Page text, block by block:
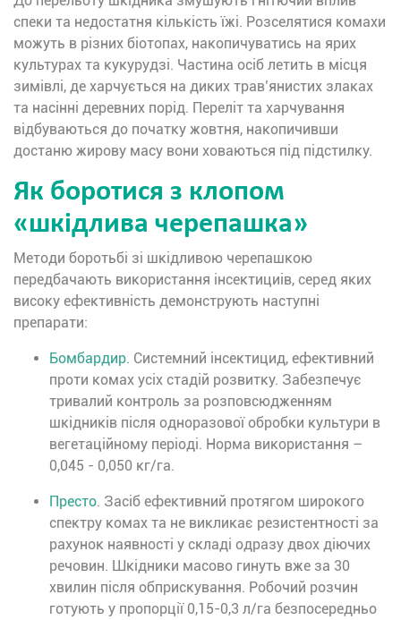
спеки та недостатня кількість їжі. Розселятися комахи
можуть в різних біотопах, накопичуватись на ярих
культурах та кукурудзі. Частина осіб летить в місця
зимівлі, де харчується на диких трав’янистих злаках
та насінні деревних порід. Переліт та харчування
відбуваються до початку жовтня, накопичивши
достаню жирову масу вони ховаються під підстилку.
Як боротися з клопом
«шкідлива черепашка»
Методи боротьбі зі шкідливою черепашкою
передбачають використання інсектициів, серед яких
високу ефективність демонструють наступні
препарати:
Бомбардир. Системний інсектицид, ефективний
проти комах усіх стадій розвитку. Забезпечує
тривалий контроль за розповсюдженням
шкідників після одноразової обробки культури в
вегетаційному періоді. Норма використання –
0,045 - 0,050 кг/га.
Престо. Засіб ефективний протягом широкого
спектру комах та не викликає резистентності за
рахунок наявності у складі одразу двох діючих
речовин. Шкідники масово гинуть вже за 30
хвилин після обприскування. Робочий розчин
готують у пропорції 0,15-0,3 л/га безпосередньо